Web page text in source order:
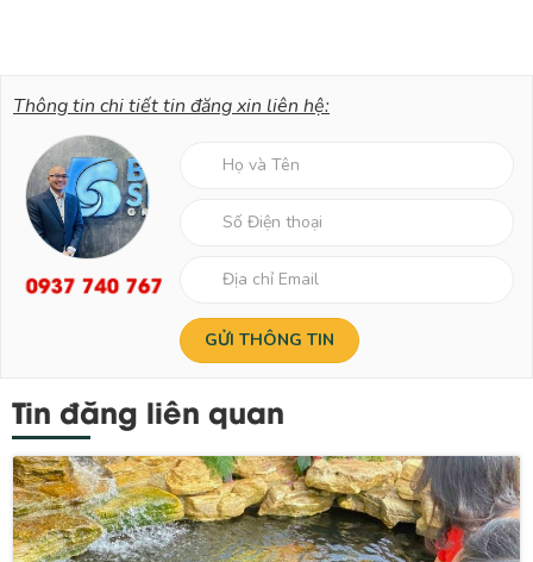
Thông tin chi tiết tin đăng xin liên hệ:
0937 740 767
Tin đăng liên quan